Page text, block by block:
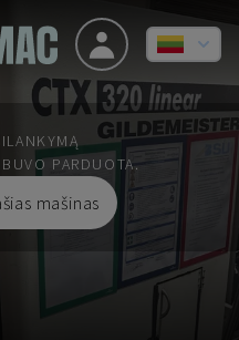
PARDUOTA.
mašinas